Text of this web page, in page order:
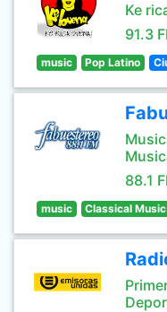
Ke
91.3
music Pop Latino
88.1
music Classical Music